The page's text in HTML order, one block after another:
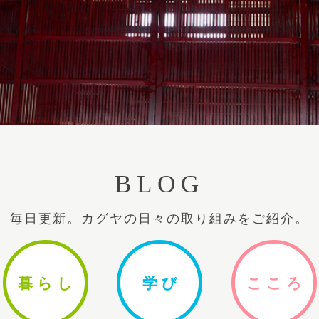
BLOG
毎日更新。カグヤの日々の取り組みをご紹介。
暮ら し 学 び ここ ろ